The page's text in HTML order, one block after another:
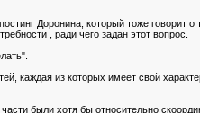
Доронина, который тоже говорит
, ради чего задан этот вопрос.
каждая из которых имеет свой
были хотя бы относительно